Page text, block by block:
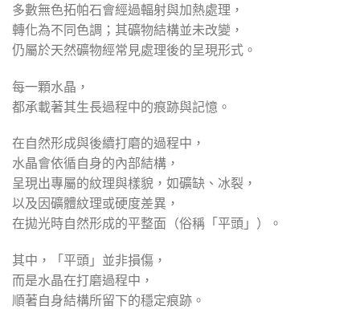
多數無色拓帕石會經過輻射與加熱處理，
轉化為不同色調；其礦物結構並未改變，
仍屬於天然礦物經常見處理後的呈現形式。
每一顆水晶，
都承載著其生長過程中的痕跡與記憶。
在自然形成與後續打磨的過程中，
水晶會依循自身的內部結構，
呈現出專屬的紋理與樣貌，如礦缺、冰裂，
以及因礦體紋理或硬度差異，
在拋光時自然形成的平整面（俗稱「平頭」）。
其中，「平頭」並非損傷，
而是水晶在打磨過程中，
順著自身結構所留下的穩定痕跡。